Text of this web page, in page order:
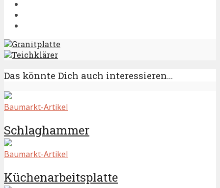
Granitplatte
Teichklärer
Das könnte Dich auch interessieren...
Baumarkt-Artikel
Schlaghammer
Baumarkt-Artikel
Küchenarbeitsplatte